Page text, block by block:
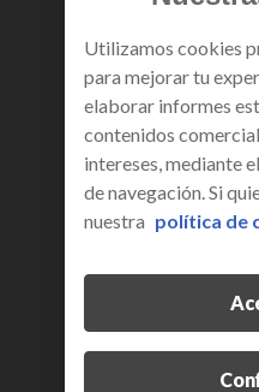
derechos
Utilizamos cookies
para mejorar tu
elaborar informes
contenidos
intereses, mediante
de navegación. Si
nuestra política de